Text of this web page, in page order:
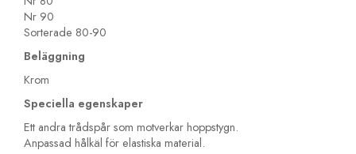
Nr 90
Sorterade 80-90
Beläggning
Krom
Speciella egenskaper
Ett andra trådspår som motverkar hoppstygn.
Anpassad hålkäl för elastiska material.